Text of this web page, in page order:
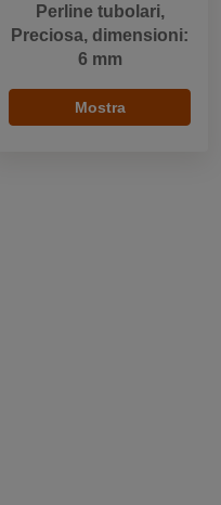
Perline tubolari,
Preciosa, dimensioni:
6 mm
Mostra